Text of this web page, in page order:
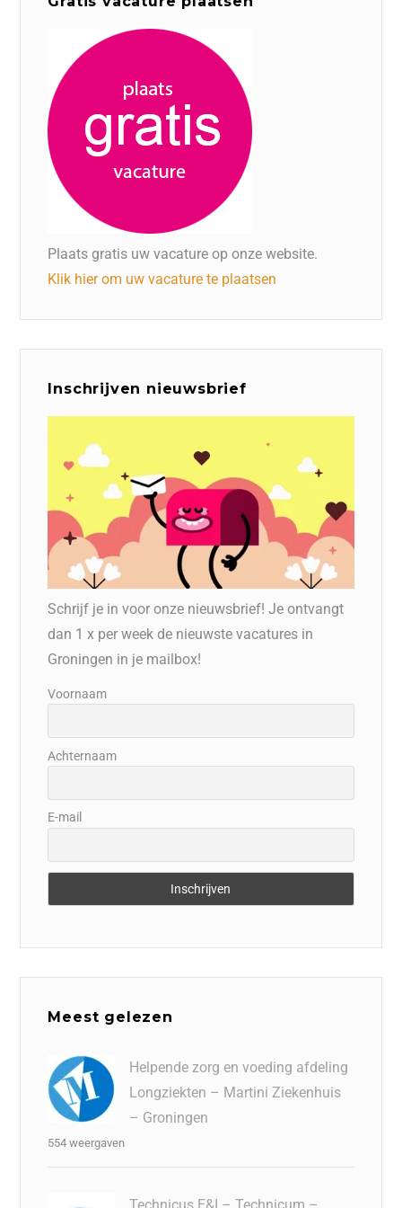
Plaats gratis uw vacature op onze website.
Klik hier om uw vacature te plaatsen
Inschrijven nieuwsbrief
Schrijf je in voor onze nieuwsbrief! Je ontvangt
dan 1 x per week de nieuwste vacatures in
Groningen in je mailbox!
Voornaam
Achternaam
E-mail
Meest gelezen
Helpende zorg en voeding afdeling
Longziekten – Martini Ziekenhuis
– Groningen
554 weergaven